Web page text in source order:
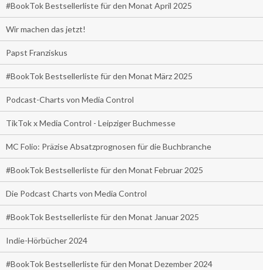
#BookTok Bestsellerliste für den Monat April 2025
Wir machen das jetzt!
Papst Franziskus
#BookTok Bestsellerliste für den Monat März 2025
Podcast-Charts von Media Control
TikTok x Media Control - Leipziger Buchmesse
MC Folio: Präzise Absatzprognosen für die Buchbranche
#BookTok Bestsellerliste für den Monat Februar 2025
Die Podcast Charts von Media Control
#BookTok Bestsellerliste für den Monat Januar 2025
Indie-Hörbücher 2024
#BookTok Bestsellerliste für den Monat Dezember 2024